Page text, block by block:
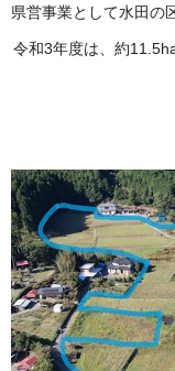
県営事業として水田の
令和3年度は、約